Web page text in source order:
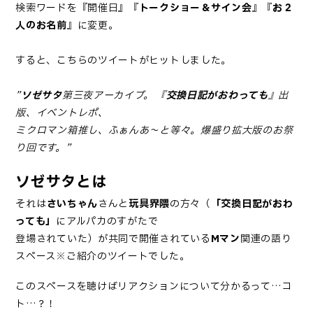
検索ワードを『開催日』『 トークショー＆サイン会』『お２
人のお名前』に変更。
すると、こちらのツイートがヒットしました。
”ソゼサタ第三夜アーカイブ。 『交換日記がおわっても』出
版、イベントレポ、
ミクロマン箱推し、ふぁんあ〜と等々。爆盛り拡大版のお祭
り回です。”
ソゼサタとは
それはさいちゃんさんと玩具界隈の方々（ 「交換日記がおわ
っても」 にアルパカのすがたで
登場されていた）が共同で開催されているMマン関連の語り
スペース※ご紹介のツイートでした。
このスペースを聴けばリアクションについて分かるって…コ
ト…？！